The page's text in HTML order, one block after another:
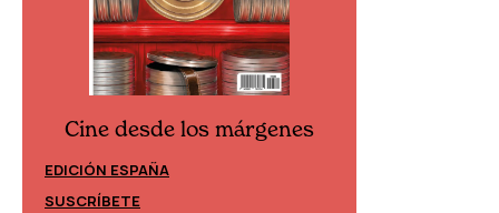
Cine desde los márgenes
EDICIÓN ESPAÑA
SUSCRÍBETE